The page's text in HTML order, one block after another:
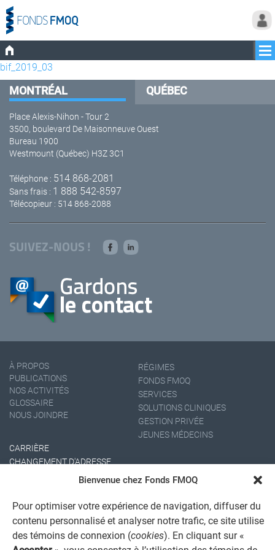
Bienvenue chez Fonds FMOQ
Pour optimiser votre expérience de navigation, diffuser du
contenu personnalisé et analyser notre trafic, ce site utilise
des témoins de connexion (cookies). En cliquant sur «
bif_2019_03
MONTRÉAL QUÉBEC
Place Alexis-Nihon - Tour 2
3500, boulevard De Maisonneuve Ouest
Bureau 1900
Westmount (Québec) H3Z 3C1
Téléphone : 514 868-2081
Sans frais : 1 888 542-8597
Télécopieur : 514 868-2088
SUIVEZ-NOUS !
À PROPOS
PUBLICATIONS
NOS ACTIVITÉS
GLOSSAIRE
NOUS JOINDRE
RÉGIMES
FONDS FMOQ
SERVICES
SOLUTIONS CLINIQUES
GESTION PRIVÉE
JEUNES MÉDECINS
CARRIÈRE
CHANGEMENT D'ADRESSE